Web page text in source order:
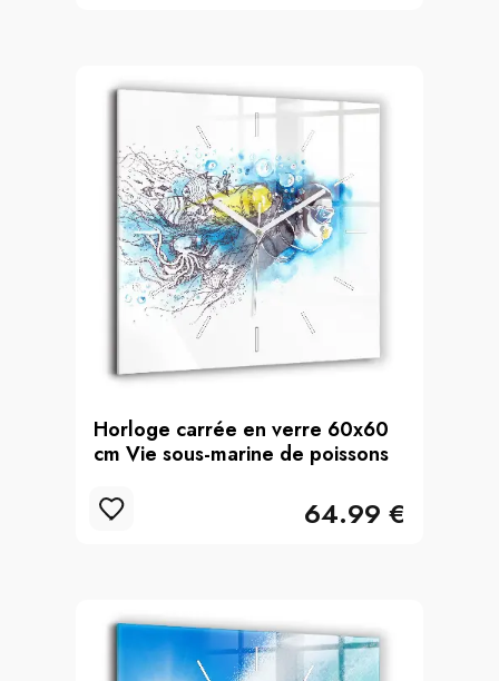
Horloge carrée en verre 60x60
cm Vie sous-marine de poissons
64.99 €